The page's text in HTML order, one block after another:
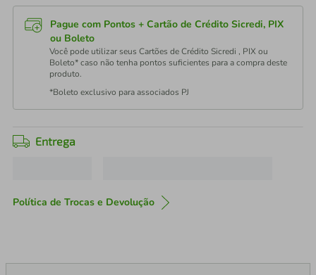
Pague com Pontos + Cartão de Crédito Sicredi, PIX
ou Boleto
Você pode utilizar seus Cartões de Crédito Sicredi , PIX ou
Boleto* caso não tenha pontos suficientes para a compra deste
produto.
*Boleto exclusivo para associados PJ
Entrega
Política de Trocas e Devolução